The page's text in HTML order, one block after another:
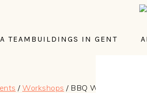
TEAMBUILDINGS IN GENT
SOCIAL
/ Workshops /BBQ Workshop met